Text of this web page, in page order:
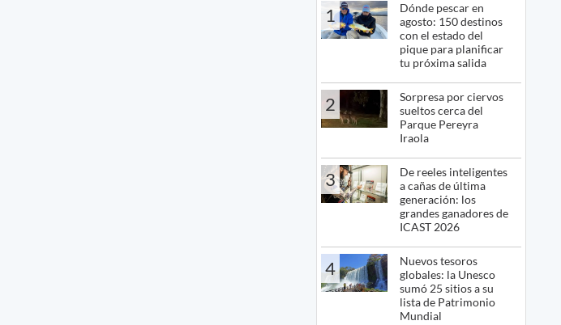
1
Dónde pescar en
agosto: 150 destinos
con el estado del
pique para planificar
tu próxima salida
2
Sorpresa por ciervos
sueltos cerca del
Parque Pereyra
Iraola
3
De reeles inteligentes
a cañas de última
generación: los
grandes ganadores de
ICAST 2026
4
Nuevos tesoros
globales: la Unesco
sumó 25 sitios a su
lista de Patrimonio
Mundial